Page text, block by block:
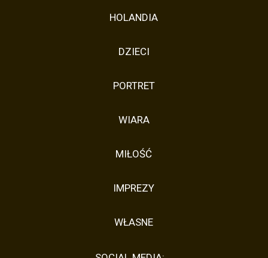
HOLANDIA
DZIECI
PORTRET
WIARA
MIŁOŚĆ
IMPREZY
WŁASNE